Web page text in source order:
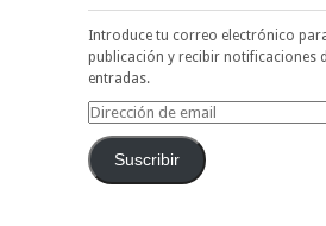
Introduce tu correo electrónico
publicación y recibir notificaciones
entradas.
Dirección
emailSuscribir